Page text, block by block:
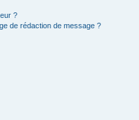
?
de rédaction de message ?